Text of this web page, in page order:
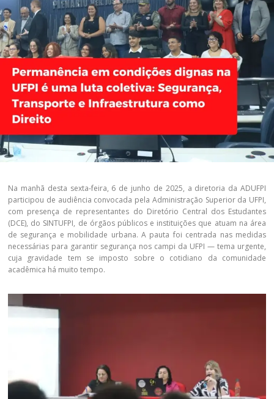
Na manhã desta sexta-feira, 6 de junho de 2025, a diretoria da ADUFPI
participou de audiência convocada pela Administração Superior da UFPI,
com presença de representantes do Diretório Central dos Estudantes
(DCE), do SINTUFPI, de órgãos públicos e instituições que atuam na área
de segurança e mobilidade urbana. A pauta foi centrada nas medidas
necessárias para garantir segurança nos campi da UFPI — tema urgente,
cuja gravidade tem se imposto sobre o cotidiano da comunidade
acadêmica há muito tempo.